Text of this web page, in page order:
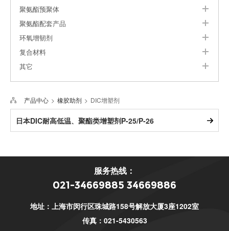
聚氨酯预聚体
聚氨酯配套产品
环氧增韧剂
复合材料
其它
产品中心 橡胶助剂 DIC增塑剂
日本DIC耐高低温、聚酯类增塑剂P-25/P-26
服务热线：
021-34669885 34669886
地址：上海市闵行区珠城路158号解放大厦3座1202室
传真：021-5430563